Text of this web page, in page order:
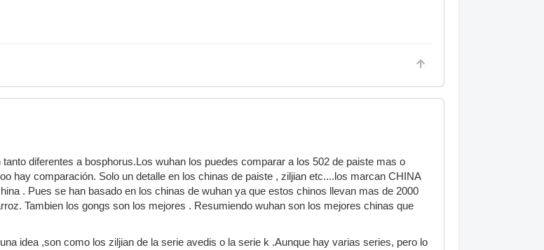
diferentes a bosphorus.Los wuhan los puedes comparar a los 502 de paiste mas o
hay comparación. Solo un detalle en los chinas de paiste , ziljian etc....los marcan CHINA
. Pues se han basado en los chinas de wuhan ya que estos chinos llevan mas de 2000
Tambien los gongs son los mejores . Resumiendo wuhan son los mejores chinas que
idea ,son como los ziljian de la serie avedis o la serie k .Aunque hay varias series, pero lo